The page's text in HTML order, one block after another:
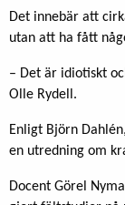
Det innebär att
utan att ha fått
– Det är idiotiskt
Olle Rydell.
Enligt Björn
en utredning om
Docent Görel